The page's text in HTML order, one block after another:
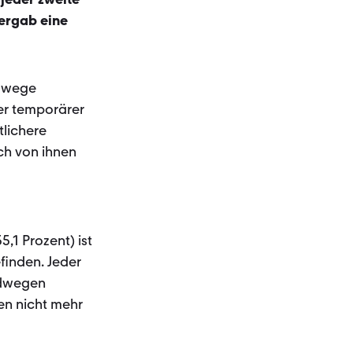
eine
temporärer
von ihnen
Prozent) ist
Jeder
nicht mehr